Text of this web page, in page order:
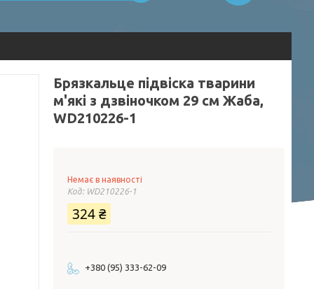
Брязкальце підвіска тварини
м'які з дзвіночком 29 см Жаба,
WD210226-1
Немає в наявності
Код: WD210226-1
324 ₴
+380 (95) 333-62-09